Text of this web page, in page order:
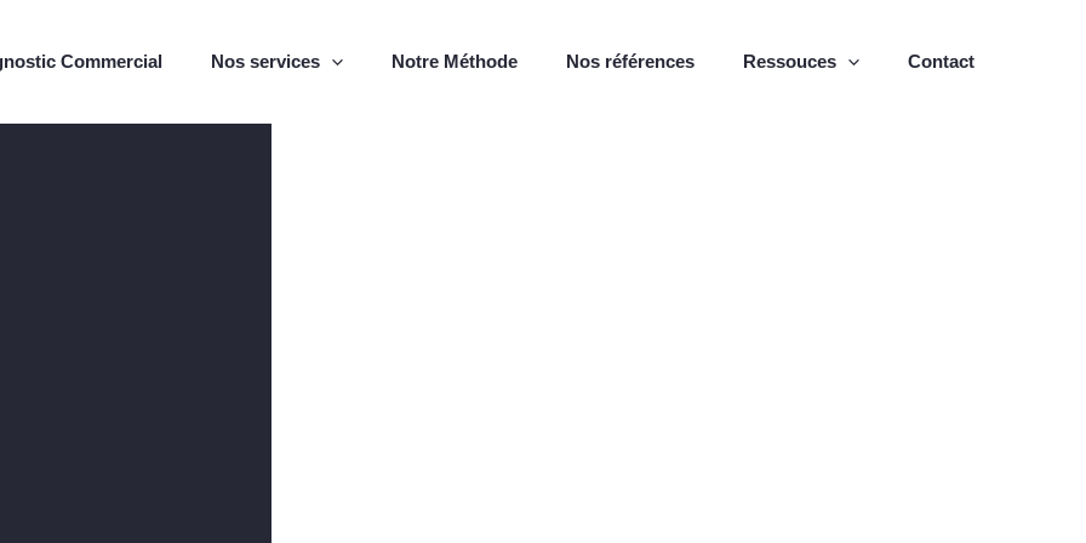
Commercial Nos services Notre Méthode Nos références Ressouces Contact